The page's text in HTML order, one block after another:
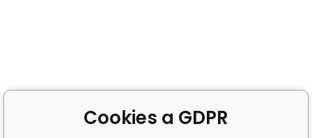
Cookies a GDPR